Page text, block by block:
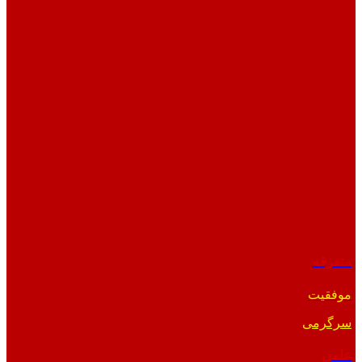
موفقیت
سرگرمی